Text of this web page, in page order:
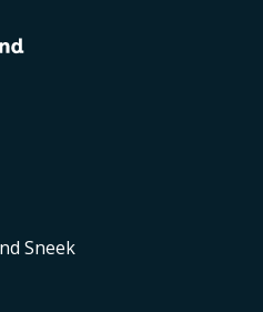
Sneek